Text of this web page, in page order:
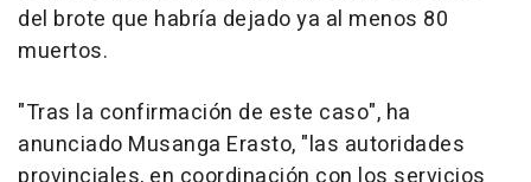
del brote que habría dejado ya al menos 80
muertos.
"Tras la confirmación de este caso", ha
anunciado Musanga Erasto, "las autoridades